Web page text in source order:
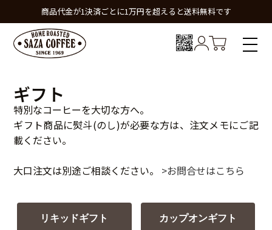
商品代金が1決済ごとに1万円を超えると送料無料です
ギフト
特別なコーヒーを大切な方へ。
ギフト商品に熨斗(のし)が必要な方は、注文メモにご記
載ください。
大口注文は別途ご相談ください。 >お問合せはこちら
リキッドギフト カップオンギフト